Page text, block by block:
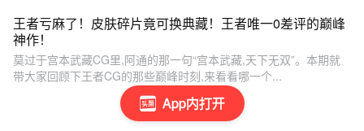
App内打开
王者亏麻了！皮肤碎片竟可换典藏！王者唯一0差评的巅峰
神作！
莫过于宫本武藏CG里,阿通的那一句“宫本武藏,天下无双”。本期就
带大家回顾下王者CG的那些巅峰时刻,来看看哪一个...